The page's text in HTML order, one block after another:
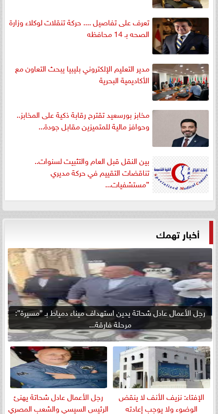
تعرف على تفاصيل .... حركة تنقلات لوكلاء وزارة
الصحه بـ 14 محافظه
مدير التعليم الإلكتروني بليبيا يبحث التعاون مع
الأكاديمية البحرية
مخابز بورسعيد تقترح رقابة ذكية على المخابز..
وحوافز مالية للمتميزين مقابل جودة...
بين النقل قبل العام والتثبيت لسنوات..
تناقضات التقييم في حركة مديري
”مستشفيات...
أخبار تهمك
رجل الأعمال عادل شحاتة يدين استهداف ميناء دمياط بـ ”مسيرة”:
مرحلة فارقة...
الإفتاء: نزيف الأنف لا ينقض
الوضوء ولا يوجب إعادته
رجل الأعمال عادل شحاتة يهنئ
الرئيس السيسي والشعب المصري